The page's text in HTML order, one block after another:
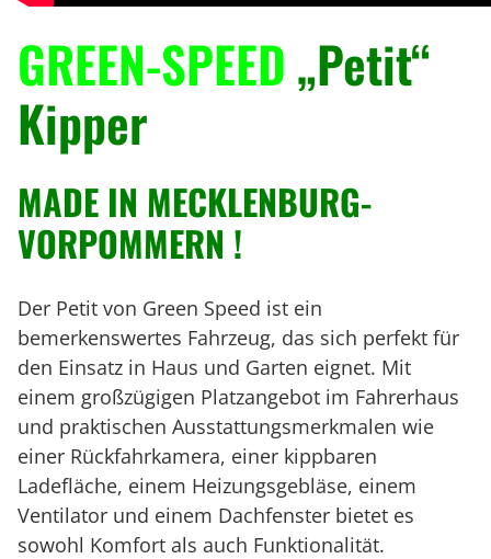
GREEN-SPEED„Petit“
Kipper
MADE IN MECKLENBURG-
VORPOMMERN !
Der Petit von Green Speed ist ein
bemerkenswertes Fahrzeug, das sich perfekt für
den Einsatz in Haus und Garten eignet. Mit
einem großzügigen Platzangebot im Fahrerhaus
und praktischen Ausstattungsmerkmalen wie
einer Rückfahrkamera, einer kippbaren
Ladefläche, einem Heizungsgebläse, einem
Ventilator und einem Dachfenster bietet es
sowohl Komfort als auch Funktionalität.